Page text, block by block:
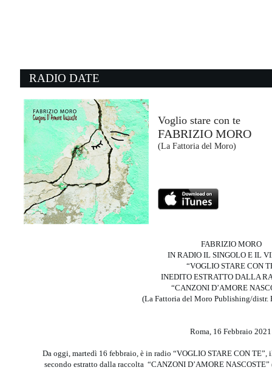
17:58:13
GOO GOO DOLLS
- (-)
17:58:19
Ask & You Shall Receive
RITA ORA
BMG Rights Management (-)
RADIO DATE
Voglio stare con te
FABRIZIO MORO
(La Fattoria del Moro)
FABRIZIO MORO
IN RADIO IL SINGOLO E IL
“VOGLIO STARE CON
INEDITO ESTRATTO DALLA
“CANZONI D’AMORE
(La Fattoria del Moro Publishing/
Roma, 16 Febbraio
Da oggi, martedì 16 febbraio, è in radio “VOGLIO STARE CON
secondo estratto dalla raccolta “CANZONI D’AMORE